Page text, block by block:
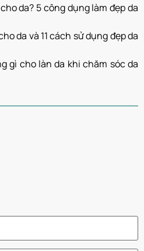
da? 5 công dụng làm đẹp da
da và 11 cách sử dụng đẹp da
gì cho làn da khi chăm sóc da